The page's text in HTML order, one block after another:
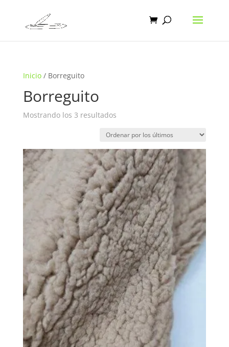
Inicio/ Borreguito
Borreguito
Mostrando los 3 resultadosOrdenado
los
últimos